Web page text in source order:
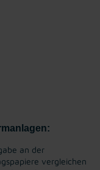
an der
vergleichen